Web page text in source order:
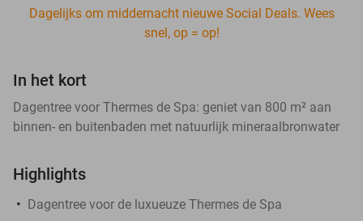
Dagelijks om middernacht nieuwe Social Deals. Wees
snel, op = op!
In het kort
Dagentree voor Thermes de Spa: geniet van 800 m² aan
binnen- en buitenbaden met natuurlijk mineraalbronwater
Highlights
Dagentree voor de luxueuze Thermes de Spa